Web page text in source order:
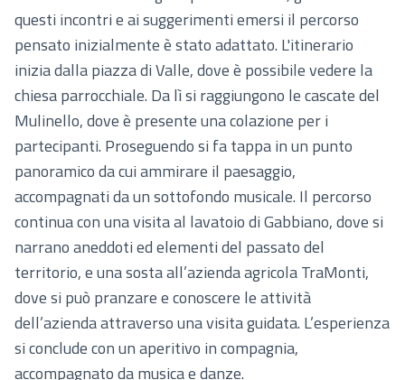
questi incontri e ai suggerimenti emersi il percorso
pensato inizialmente è stato adattato. L'itinerario
inizia dalla piazza di Valle, dove è possibile vedere la
chiesa parrocchiale. Da lì si raggiungono le cascate del
Mulinello, dove è presente una colazione per i
partecipanti. Proseguendo si fa tappa in un punto
panoramico da cui ammirare il paesaggio,
accompagnati da un sottofondo musicale. Il percorso
continua con una visita al lavatoio di Gabbiano, dove si
narrano aneddoti ed elementi del passato del
territorio, e una sosta all’azienda agricola TraMonti,
dove si può pranzare e conoscere le attività
dell’azienda attraverso una visita guidata. L’esperienza
si conclude con un aperitivo in compagnia,
accompagnato da musica e danze.